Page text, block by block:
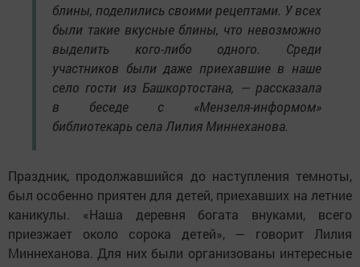
блины, поделились своими рецептами. У всех
были такие вкусные блины, что невозможно
выделить кого-либо одного. Среди
участников были даже приехавшие в наше
село гости из Башкортостана, — рассказала
в беседе с «Мензеля-информом»
библиотекарь села Лилия Миннеханова.
Праздник, продолжавшийся до наступления темноты,
был особенно приятен для детей, приехавших на летние
каникулы. «Наша деревня богата внуками, всего
приезжает около сорока детей», — говорит Лилия
Миннеханова. Для них были организованы интересные